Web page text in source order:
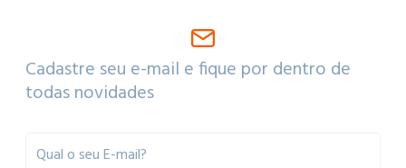
Cadastre seu e-mail e fique por dentro de
todas novidades
Qual o seu E-mail?